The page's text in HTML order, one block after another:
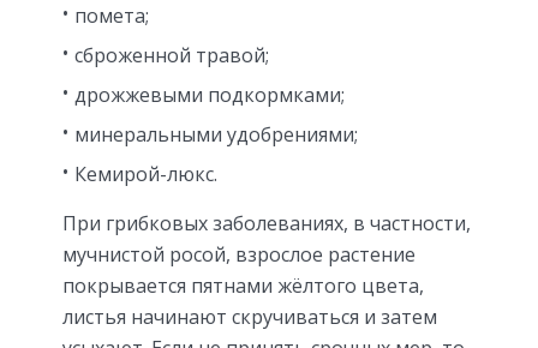
помета;
сброженной травой;
дрожжевыми подкормками;
минеральными удобрениями;
Кемирой-люкс.
При грибковых заболеваниях, в частности,
мучнистой росой, взрослое растение
покрывается пятнами жёлтого цвета,
листья начинают скручиваться и затем